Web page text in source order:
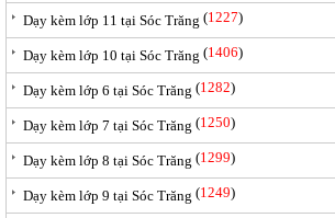
Dạy kèm lớp 11 tại Sóc Trăng (1227)
Dạy kèm lớp 10 tại Sóc Trăng (1406)
Dạy kèm lớp 6 tại Sóc Trăng (1282)
Dạy kèm lớp 7 tại Sóc Trăng (1250)
Dạy kèm lớp 8 tại Sóc Trăng (1299)
Dạy kèm lớp 9 tại Sóc Trăng (1249)